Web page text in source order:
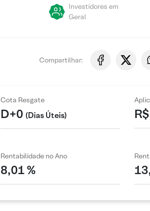
Investidores em
Geral
Compartilhar:
Cota Resgate
D+0 (Dias Úteis)
Rentabilidade no Ano
8,01 %